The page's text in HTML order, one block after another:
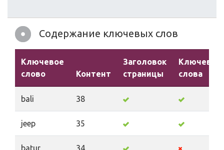
Содержание ключевых слов
Ключевое
слово
Контент
Заголовок
страницы
Ключевые
слова
bali 38
jeep 35
batur 34